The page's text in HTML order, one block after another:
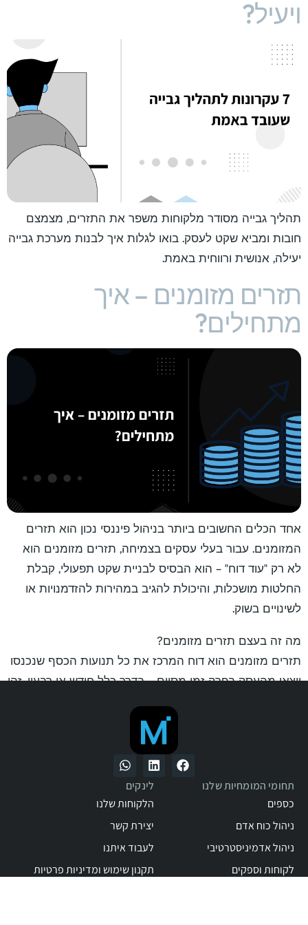
ויעיל?
תהליך גבייה מסודר מלקוחות משפר את התזרים, מצמצם
חובות ומביא שקט לעסק. בואו לגלות איך לבנות מערכת גבייה
יעילה, אנושית ורווחית באמת.
תזרים מזומנים – איך
מתחילים?
אחד הכלים החשובים ביותר בניהול פיננסי נכון הוא תזרים
המזומנים. עבור בעלי עסקים בצמיחה, תזרים מזומנים הוא
לא רק "עוד דוח" – הוא הבסיס לבניית שקט תפעולי, קבלת
החלטות מושכלות, והיכולת להגיב במהירות להזדמנויות או
לשינויים בשוק.
מה זה בעצם תזרים מזומנים?
תזרים מזומנים הוא דוח המרכז את כל תנועות הכסף שנכנסו
ויצאו מהעסק בפרק זמן מסוים – בדרך כלל חודש או רבעון. זהו
להוצאות, ובכך להבין האם העסק נמצא בעודף מזומנים או
תחומי המומחיות שלנו
כספים
ניהול כוח אדם
ניהול אדמיניסטרטיבי
לקוחות וספקים
לינקים
הלקוחות שלנו
יצירת קשר
לעבוד איתנו
תקנון שימוש ומדיניות פרטיות